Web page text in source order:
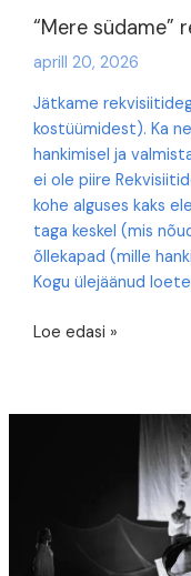
“Mere südame”
aprill 20, 2026
Jätkame
kostüümidest). Ka
hankimisel ja
ei ole piire
kohe alguses kaks
taga keskel (mis
õllekapad (mille
Kogu ülejäänud
“Mere
Loe edasi »